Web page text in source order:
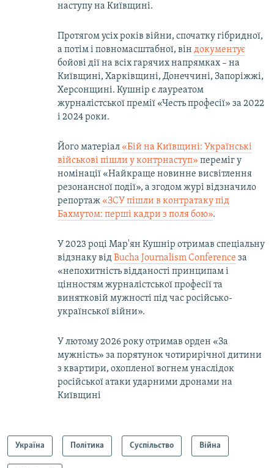
наступу на Київщині.
Протягом усіх років війни, спочатку гібридної,
а потім і повномасштабної, він документує
бойові дії на всіх гарячих напрямках – на
Київщині, Харківщині, Донеччині, Запоріжжі,
Херсонщині. Кушнір є лауреатом
журналістської премії «Честь професії» за 2022
і 2024 роки.
Його матеріал «Бій на Київщині: Українські
військові пішли у контрнаступ» переміг у
номінації «Найкраще новинне висвітлення
резонансної події», а згодом журі відзначило
репортаж «ЗСУ пішли в контратаку під
Бахмутом: перші кадри з поля бою».
У 2023 році Мар'ян Кушнір отримав спеціальну
відзнаку відBucha Journalism Conference за
«непохитність відданості принципам і
цінностям журналістської професії та
винятковій мужності під час російсько-
української війни».
У лютому 2026 року отримав орден «За
мужність» за порятунок чотирирічної дитини
з квартири, охопленої вогнем унаслідок
російської атаки ударними дронами на
Київщині
Україна Політика Суспільство Війна